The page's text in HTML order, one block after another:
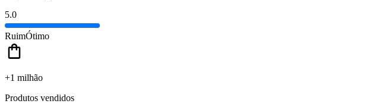
5.0
RuimÓtimo
+1 milhão
Produtos vendidos